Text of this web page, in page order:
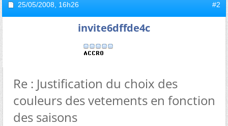
25/05/2008, 16h26 #2
invite6dffde4c
Re : Justification du choix des
couleurs des vetements en fonction
des saisons